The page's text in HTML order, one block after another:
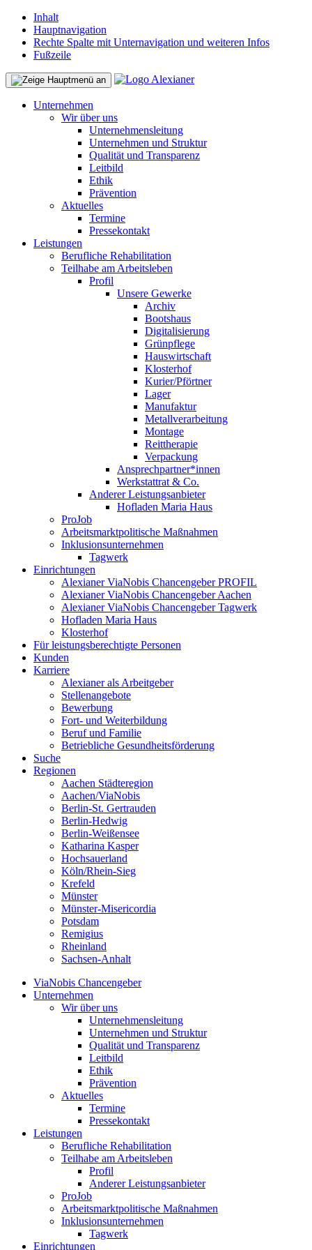
Inhalt
Hauptnavigation
Rechte Spalte mit Unternavigation und weiteren Infos
Fußzeile
Unternehmen
Wir über uns
Unternehmensleitung
Unternehmen und Struktur
Qualität und Transparenz
Leitbild
Ethik
Prävention
Aktuelles
Termine
Pressekontakt
Leistungen
Berufliche Rehabilitation
Teilhabe am Arbeitsleben
Profil
Unsere Gewerke
Archiv
Bootshaus
Digitalisierung
Grünpflege
Hauswirtschaft
Klosterhof
Kurier/Pförtner
Lager
Manufaktur
Metallverarbeitung
Montage
Reittherapie
Verpackung
Ansprechpartner*innen
Werkstattrat & Co.
Anderer Leistungsanbieter
Hofladen Maria Haus
ProJob
Arbeitsmarktpolitische Maßnahmen
Inklusionsunternehmen
Tagwerk
Einrichtungen
Alexianer ViaNobis Chancengeber PROFIL
Alexianer ViaNobis Chancengeber Aachen
Alexianer ViaNobis Chancengeber Tagwerk
Hofladen Maria Haus
Klosterhof
Für leistungsberechtigte Personen
Kunden
Karriere
Alexianer als Arbeitgeber
Stellenangebote
Bewerbung
Fort- und Weiterbildung
Beruf und Familie
Betriebliche Gesundheitsförderung
Suche
Regionen
Aachen Städteregion
Aachen/ViaNobis
Berlin-St. Gertrauden
Berlin-Hedwig
Berlin-Weißensee
Katharina Kasper
Hochsauerland
Köln/Rhein-Sieg
Krefeld
Münster
Münster-Misericordia
Potsdam
Remigius
Rheinland
Sachsen-Anhalt
ViaNobis Chancengeber
Unternehmen
Wir über uns
Unternehmensleitung
Unternehmen und Struktur
Qualität und Transparenz
Leitbild
Ethik
Prävention
Aktuelles
Termine
Pressekontakt
Leistungen
Berufliche Rehabilitation
Teilhabe am Arbeitsleben
Profil
Anderer Leistungsanbieter
ProJob
Arbeitsmarktpolitische Maßnahmen
Inklusionsunternehmen
Tagwerk
Einrichtungen